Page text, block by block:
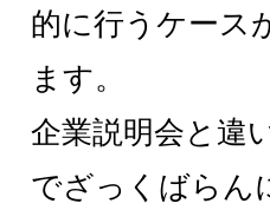
的に行うケース
ます。
企業説明会と違
でざっくばらん